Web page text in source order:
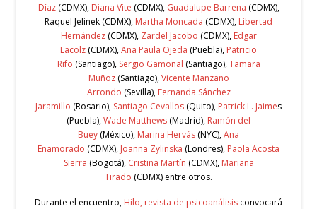
Díaz(CDMX), Diana Vite (CDMX), Guadalupe Barrena (CDMX),
Raquel Jelinek (CDMX), Martha Moncada (CDMX), Libertad
Hernández(CDMX), Zardel Jacobo (CDMX), Edgar
Lacolz (CDMX),Ana Paula Ojeda (Puebla), Patricio
Rifo (Santiago), Sergio Gamonal (Santiago),Tamara
Muñoz (Santiago),Vicente Manzano
Arrondo (Sevilla), Fernanda Sánchez
Jaramillo (Rosario), Santiago Cevallos (Quito), Patrick L. Jaimes
(Puebla),Wade Matthews (Madrid), Ramón del
Buey (México), Marina Hervás (NYC),Ana
Enamorado (CDMX), Joanna Zylinska (Londres), Paola Acosta
Sierra (Bogotá), Cristina Martín (CDMX), Mariana
Tirado (CDMX) entre otros.
Durante el encuentro, Hilo, revista de psicoanálisis convocará